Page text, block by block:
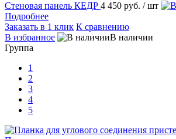
Стеновая панель КЕДР 4 450 руб. / шт
Подробнее
Заказать в 1 клик К сравнению
В избранное
В наличии
Группа
1
2
3
4
5